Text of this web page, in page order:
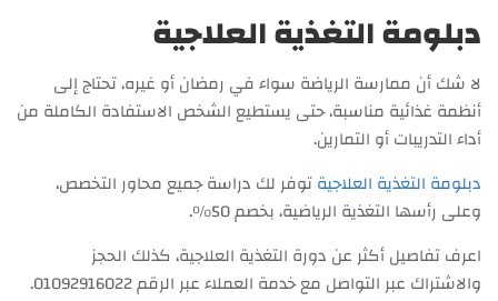
دبلومة التغذية العلاجية
لا شك أن ممارسة الرياضة سواء في رمضان أو غيره، تحتاج إلى
أنظمة غذائية مناسبة، حتى يستطيع الشخص الاستفادة الكاملة من
أداء التدريبات أو التمارين.
دبلومة التغذية العلاجيةتوفر لك دراسة جميع محاور التخصص،
وعلى رأسها التغذية الرياضية، بخصم 50%.
اعرف تفاصيل أكثر عن دورة التغذية العلاجية، كذلك الحجز
والاشتراك عبر التواصل مع خدمة العملاء عبر الرقم 01092916022.